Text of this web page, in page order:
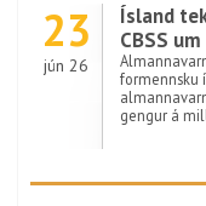
23
jún 26
Ísland
CBSS
formennsku
gengur á